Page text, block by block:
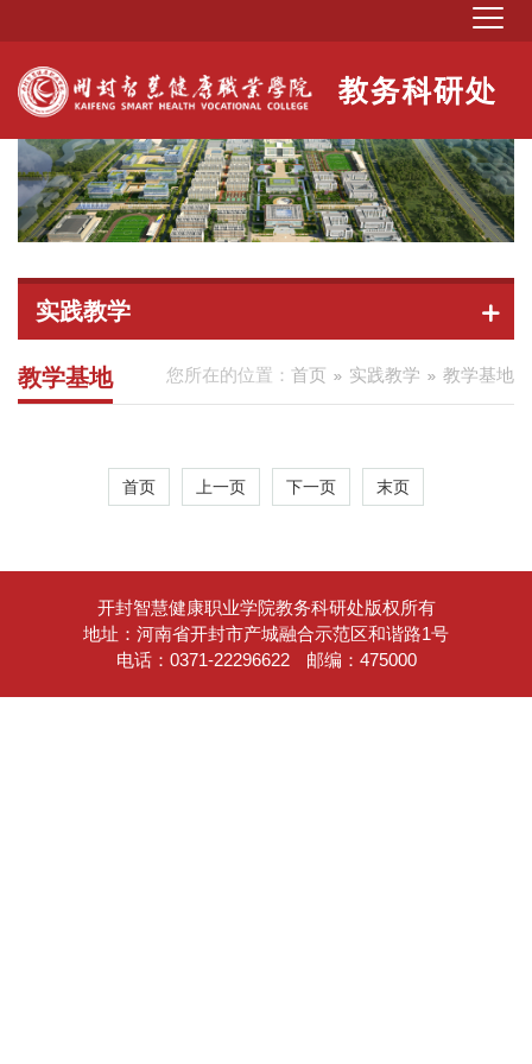
实践教学
您所在的位置： 首页 实践教学 教学基地
教学基地
首页 上一页 下一页 末页
开封智慧健康职业学院教务科研处版权所有
地址：河南省开封市产城融合示范区和谐路1号
电话：0371-22296622
邮编：475000